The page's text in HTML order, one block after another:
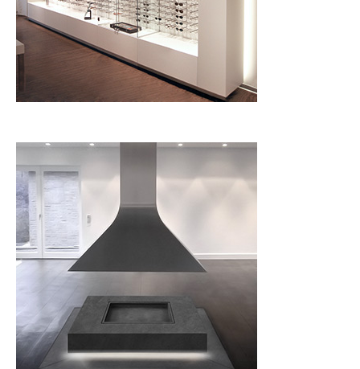
Villa, Essen-Kettwig
Mehr Informationen
Innen